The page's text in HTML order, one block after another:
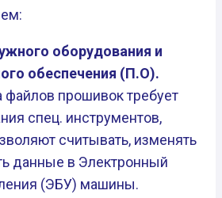
оборудования и
обеспечения (П.О).
файлов прошивок требует
спец. инструментов,
считывать, изменять
данные в Электронный
(ЭБУ) машины.